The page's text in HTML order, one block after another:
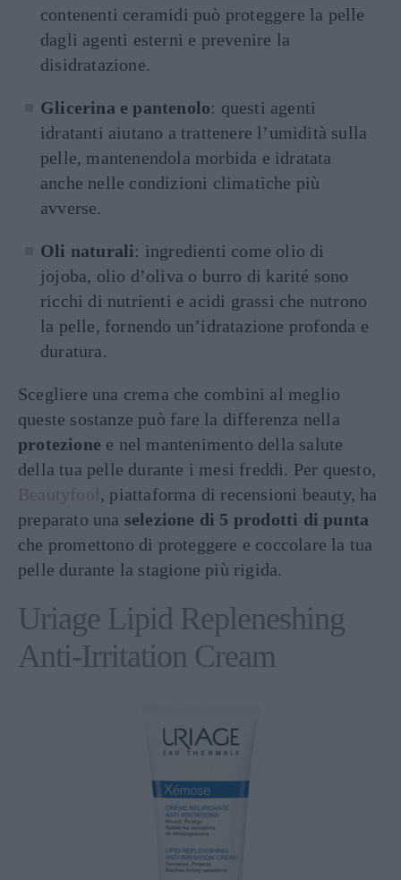
contenenti ceramidi può proteggere la pelle
dagli agenti esterni e prevenire la
disidratazione.
Glicerina e pantenolo: questi agenti
idratanti aiutano a trattenere l’umidità sulla
pelle, mantenendola morbida e idratata
anche nelle condizioni climatiche più
avverse.
Oli naturali: ingredienti come olio di
jojoba, olio d’oliva o burro di karité sono
ricchi di nutrienti e acidi grassi che nutrono
la pelle, fornendo un’idratazione profonda e
duratura.
Scegliere una crema che combini al meglio
queste sostanze può fare la differenza nella
protezione e nel mantenimento della salute
della tua pelle durante i mesi freddi. Per questo,
Beautyfool, piattaforma di recensioni beauty, ha
preparato una selezione di 5 prodotti di punta
che promettono di proteggere e coccolare la tua
pelle durante la stagione più rigida.
Uriage Lipid Repleneshing
Anti-Irritation Cream